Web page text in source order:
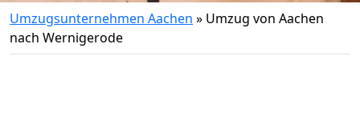
Umzugsunternehmen Aachen » Umzug von Aachen
nach Wernigerode